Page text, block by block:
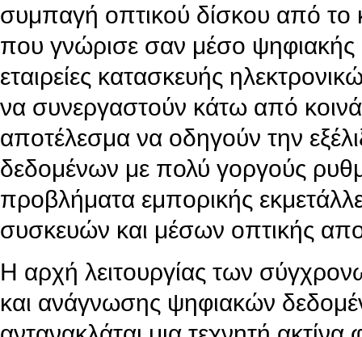
συμπαγή οπτικού δίσκου από το
που γνώρισε σαν μέσο
εταιρείες κατασκευής
να συνεργαστούν κάτω από
αποτέλεσμα να οδηγούν την
δεδομένων με πολύ γοργούς
προβλήματα εμπορικής
συσκευών και μέσων οπτικής
Η αρχή λειτουργίας των
και ανάγνωσης ψηφιακών